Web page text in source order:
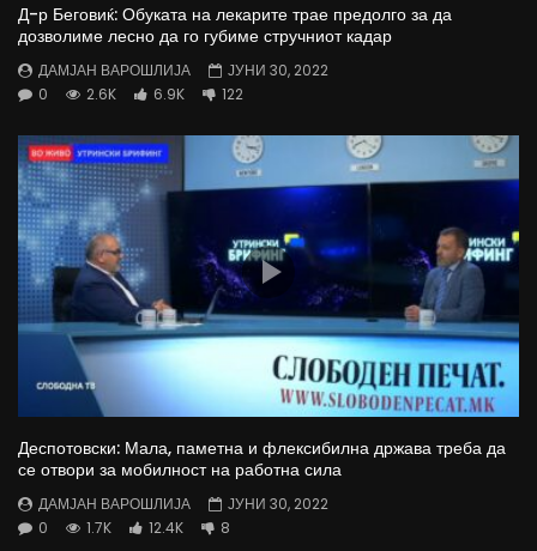
Д-р Беговиќ: Обуката на лекарите трае предолго за да
дозволиме лесно да го губиме стручниот кадар
ДАМЈАН ВАРОШЛИЈА
ЈУНИ 30, 2022
0
2.6K 6.9K 122
Деспотовски: Мала, паметна и флексибилна држава треба да
се отвори за мобилност на работна сила
ДАМЈАН ВАРОШЛИЈА
ЈУНИ 30, 2022
0
1.7K 12.4K 8